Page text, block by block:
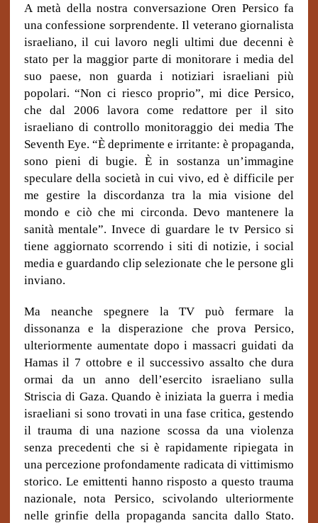
A metà della nostra conversazione Oren Persico fa
una confessione sorprendente. Il veterano giornalista
israeliano, il cui lavoro negli ultimi due decenni è
stato per la maggior parte di monitorare i media del
suo paese, non guarda i notiziari israeliani più
popolari. “Non ci riesco proprio”, mi dice Persico,
che dal 2006 lavora come redattore per il sito
israeliano di controllo monitoraggio dei media The
Seventh Eye. “È deprimente e irritante: è propaganda,
sono pieni di bugie. È in sostanza un’immagine
speculare della società in cui vivo, ed è difficile per
me gestire la discordanza tra la mia visione del
mondo e ciò che mi circonda. Devo mantenere la
sanità mentale”. Invece di guardare le tv Persico si
tiene aggiornato scorrendo i siti di notizie, i social
media e guardando clip selezionate che le persone gli
inviano.
Ma neanche spegnere la TV può fermare la
dissonanza e la disperazione che prova Persico,
ulteriormente aumentate dopo i massacri guidati da
Hamas il 7 ottobre e il successivo assalto che dura
ormai da un anno dell’esercito israeliano sulla
Striscia di Gaza. Quando è iniziata la guerra i media
israeliani si sono trovati in una fase critica, gestendo
il trauma di una nazione scossa da una violenza
senza precedenti che si è rapidamente ripiegata in
una percezione profondamente radicata di vittimismo
storico. Le emittenti hanno risposto a questo trauma
nazionale, nota Persico, scivolando ulteriormente
nelle grinfie della propaganda sancita dallo Stato.